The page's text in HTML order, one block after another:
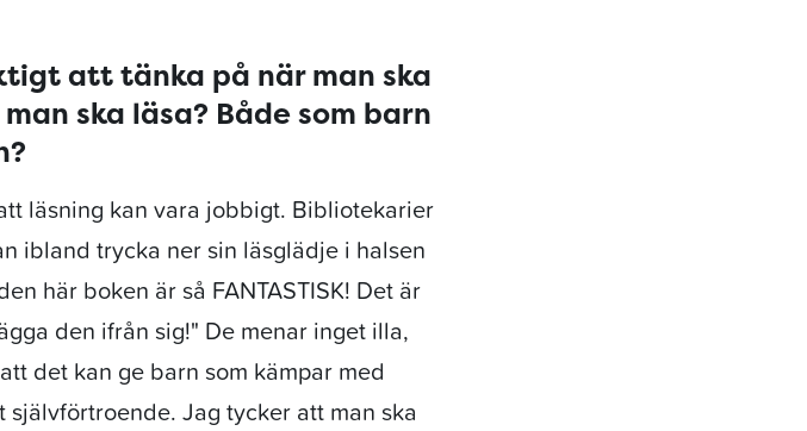
att tänka på när man ska
ska läsa? Både som barn
läsning kan vara jobbigt. Bibliotekarier
ibland trycka ner sin läsglädje i halsen
här boken är så FANTASTISK! Det är
den ifrån sig!" De menar inget illa,
det kan ge barn som kämpar med
självförtroende. Jag tycker att man ska